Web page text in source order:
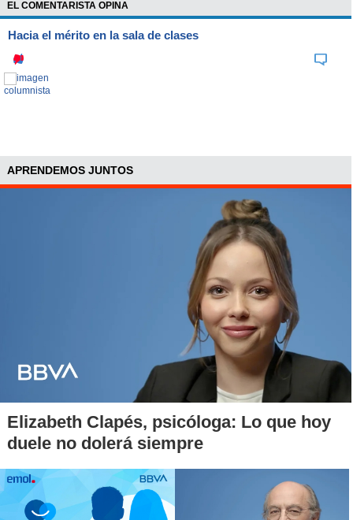
EL COMENTARISTA OPINA
Hacia el mérito en la sala de clases
APRENDEMOS JUNTOS
Elizabeth Clapés, psicóloga: Lo que hoy
duele no dolerá siempre